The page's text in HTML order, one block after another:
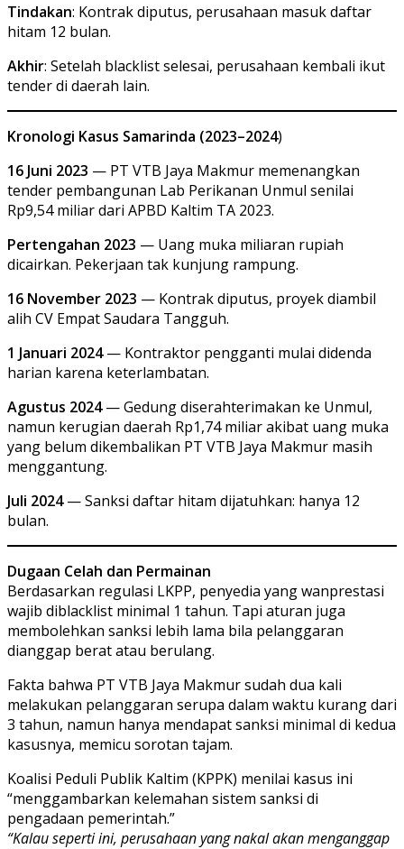
Tindakan: Kontrak diputus, perusahaan masuk daftar
hitam 12 bulan.
Akhir: Setelah blacklist selesai, perusahaan kembali ikut
tender di daerah lain.
Kronologi Kasus Samarinda (2023–2024)
16 Juni 2023 — PT VTB Jaya Makmur memenangkan
tender pembangunan Lab Perikanan Unmul senilai
Rp9,54 miliar dari APBD Kaltim TA 2023.
Pertengahan 2023 — Uang muka miliaran rupiah
dicairkan. Pekerjaan tak kunjung rampung.
16 November 2023 — Kontrak diputus, proyek diambil
alih CV Empat Saudara Tangguh.
1 Januari 2024— Kontraktor pengganti mulai didenda
harian karena keterlambatan.
Agustus 2024— Gedung diserahterimakan ke Unmul,
namun kerugian daerah Rp1,74 miliar akibat uang muka
yang belum dikembalikan PT VTB Jaya Makmur masih
menggantung.
Juli 2024— Sanksi daftar hitam dijatuhkan: hanya 12
bulan.
Dugaan Celah dan Permainan
Berdasarkan regulasi LKPP, penyedia yang wanprestasi
wajib diblacklist minimal 1 tahun. Tapi aturan juga
membolehkan sanksi lebih lama bila pelanggaran
dianggap berat atau berulang.
Fakta bahwa PT VTB Jaya Makmur sudah dua kali
melakukan pelanggaran serupa dalam waktu kurang dari
3 tahun, namun hanya mendapat sanksi minimal di kedua
kasusnya, memicu sorotan tajam.
Koalisi Peduli Publik Kaltim (KPPK) menilai kasus ini
“menggambarkan kelemahan sistem sanksi di
pengadaan pemerintah.”
“Kalau seperti ini, perusahaan yang nakal akan menganggap